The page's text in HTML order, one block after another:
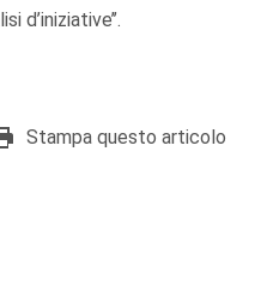
d’iniziative’’.
Stampa questo articolo